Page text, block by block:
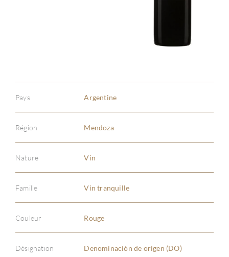
Pays Argentine
Région Mendoza
Nature Vin
Famille Vin tranquille
Couleur Rouge
Désignation Denominación de origen (DO)